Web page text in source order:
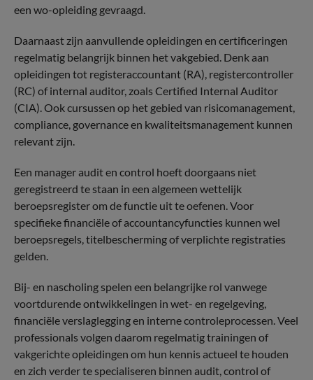
een wo-opleiding gevraagd.
Daarnaast zijn aanvullende opleidingen en certificeringen
regelmatig belangrijk binnen het vakgebied. Denk aan
opleidingen tot registeraccountant (RA), registercontroller
(RC) of internal auditor, zoals Certified Internal Auditor
(CIA). Ook cursussen op het gebied van risicomanagement,
compliance, governance en kwaliteitsmanagement kunnen
relevant zijn.
Een manager audit en control hoeft doorgaans niet
geregistreerd te staan in een algemeen wettelijk
beroepsregister om de functie uit te oefenen. Voor
specifieke financiële of accountancyfuncties kunnen wel
beroepsregels, titelbescherming of verplichte registraties
gelden.
Bij- en nascholing spelen een belangrijke rol vanwege
voortdurende ontwikkelingen in wet- en regelgeving,
financiële verslaglegging en interne controleprocessen. Veel
professionals volgen daarom regelmatig trainingen of
vakgerichte opleidingen om hun kennis actueel te houden
en zich verder te specialiseren binnen audit, control of